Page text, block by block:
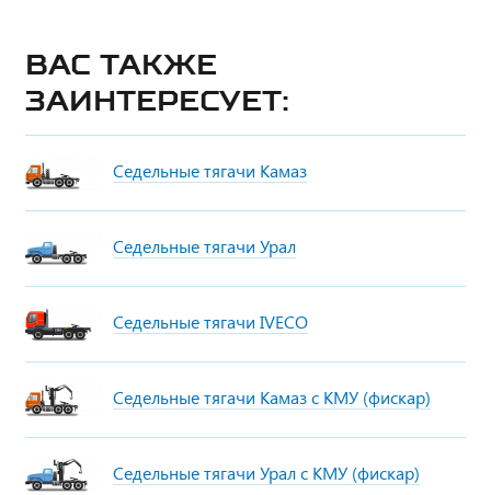
Вас также
заинтересует:
Седельные тягачи Камаз
Седельные тягачи Урал
Седельные тягачи IVECO
Седельные тягачи Камаз с КМУ (фискар)
Седельные тягачи Урал с КМУ (фискар)